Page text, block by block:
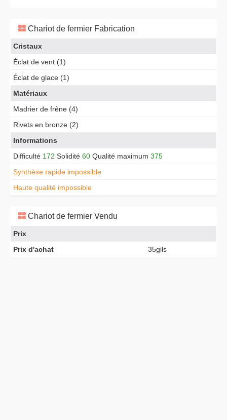
Chariot de fermier Fabrication
Cristaux
Éclat de vent (1)
Éclat de glace (1)
Matériaux
Madrier de frêne (4)
Rivets en bronze (2)
Informations
Difficulté 172 Solidité 60 Qualité maximum 375
Synthèse rapide impossible
Haute qualité impossible
Chariot de fermier Vendu
Prix
Prix d'achat
35gils